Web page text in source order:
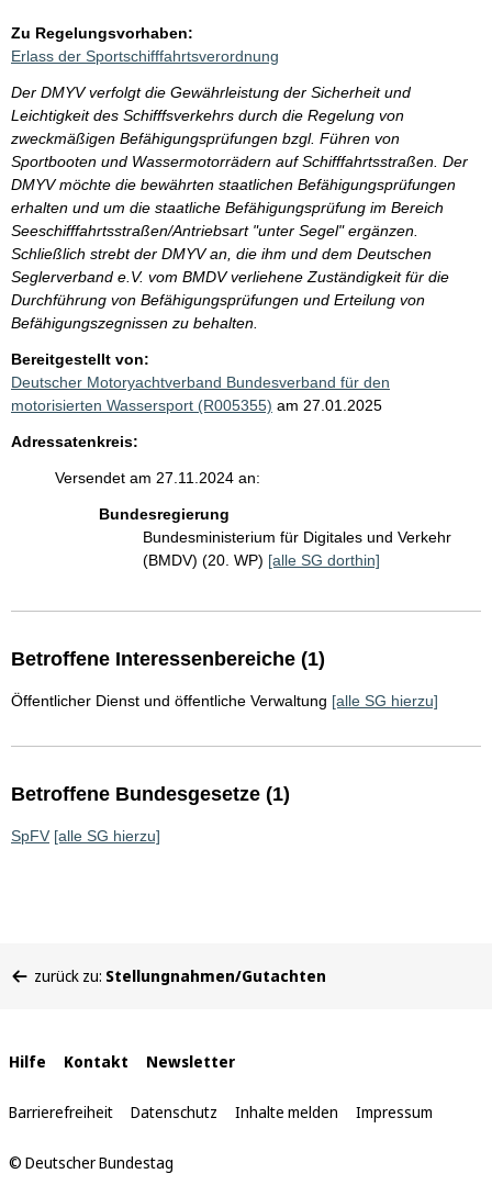
Zu Regelungsvorhaben:
Erlass der Sportschifffahrtsverordnung
Der DMYV verfolgt die Gewährleistung der Sicherheit und
Leichtigkeit des Schifffsverkehrs durch die Regelung von
zweckmäßigen Befähigungsprüfungen bzgl. Führen von
Sportbooten und Wassermotorrädern auf Schifffahrtsstraßen. Der
DMYV möchte die bewährten staatlichen Befähigungsprüfungen
erhalten und um die staatliche Befähigungsprüfung im Bereich
Seeschifffahrtsstraßen/Antriebsart "unter Segel" ergänzen.
Schließlich strebt der DMYV an, die ihm und dem Deutschen
Seglerverband e.V. vom BMDV verliehene Zuständigkeit für die
Durchführung von Befähigungsprüfungen und Erteilung von
Befähigungszegnissen zu behalten.
Bereitgestellt von:
Deutscher Motoryachtverband Bundesverband für den
motorisierten Wassersport (R005355) am 27.01.2025
Adressatenkreis:
Versendet am 27.11.2024 an:
Bundesregierung
Bundesministerium für Digitales und Verkehr
(BMDV) (20. WP) [alle SG dorthin]
Betroffene Interessenbereiche (1)
Öffentlicher Dienst und öffentliche Verwaltung [alle SG hierzu]
Betroffene Bundesgesetze (1)
SpFV [alle SG hierzu]
befinden
zurück zu: Stellungnahmen/Gutachten
Interne
Links
Hilfe Kontakt Newsletter
Barrierefreiheit Datenschutz Inhalte melden Impressum
© Deutscher Bundestag